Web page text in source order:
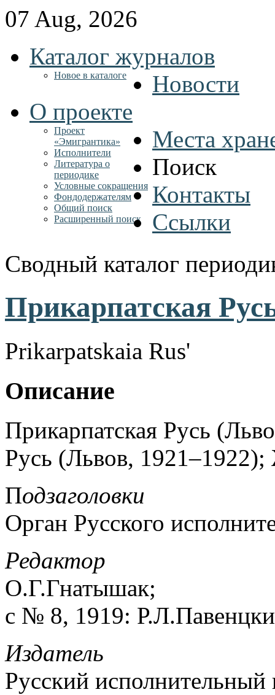
07 Aug, 2026
Каталог журналов
Новое в каталоге
Новости
О проекте
Проект
«Эмигрантика»
Исполнители
Литература о
периодике
Условные сокращения
Фондодержателям
Места
Поиск
Общий поиск
Расширенный поиск
Контакты
Ссылки
Сводный каталог
Прикарпатская
Prikarpatskaia Rus'
Описание
Прикарпатская Русь
Русь (Львов,
Подзаголовки
Орган Русского
Редактор
О.Г.Гнатышак;
с № 8, 1919:
Издатель
Русский исполнительный